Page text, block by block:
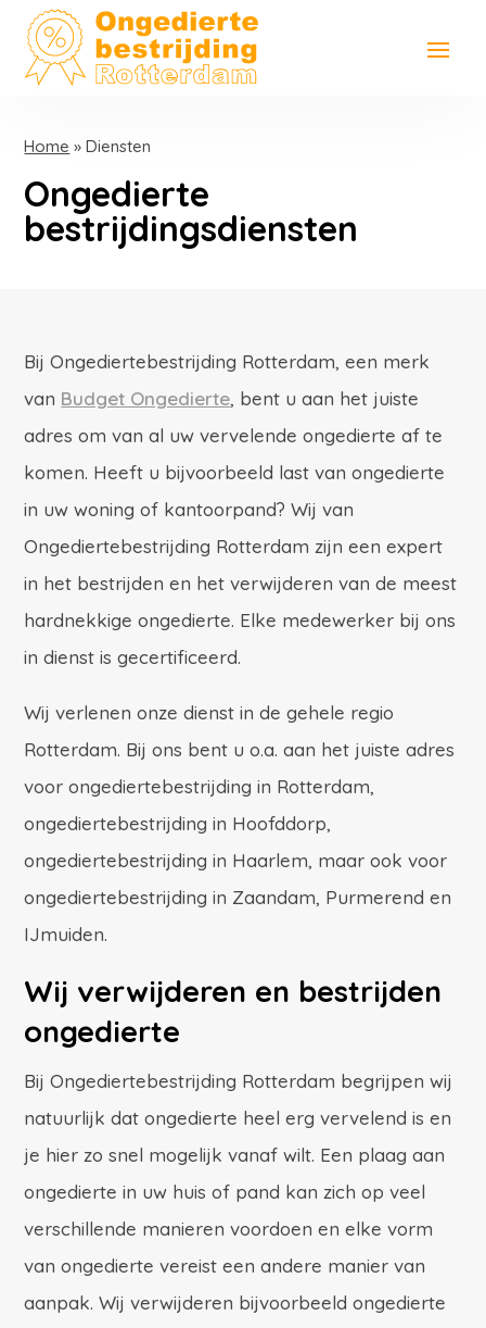
Home »Diensten
Ongedierte
bestrijdingsdiensten
Bij Ongediertebestrijding Rotterdam, een merk
van Budget Ongedierte, bent u aan het juiste
adres om van al uw vervelende ongedierte af te
komen. Heeft u bijvoorbeeld last van ongedierte
in uw woning of kantoorpand? Wij van
Ongediertebestrijding Rotterdam zijn een expert
in het bestrijden en het verwijderen van de meest
hardnekkige ongedierte. Elke medewerker bij ons
in dienst is gecertificeerd.
Wij verlenen onze dienst in de gehele regio
Rotterdam. Bij ons bent u o.a. aan het juiste adres
voor ongediertebestrijding in Rotterdam,
ongediertebestrijding in Hoofddorp,
ongediertebestrijding in Haarlem, maar ook voor
ongediertebestrijding in Zaandam, Purmerend en
IJmuiden.
Wij verwijderen en bestrijden
ongedierte
Bij Ongediertebestrijding Rotterdam begrijpen wij
natuurlijk dat ongedierte heel erg vervelend is en
je hier zo snel mogelijk vanaf wilt. Een plaag aan
ongedierte in uw huis of pand kan zich op veel
verschillende manieren voordoen en elke vorm
van ongedierte vereist een andere manier van
aanpak. Wij verwijderen bijvoorbeeld ongedierte